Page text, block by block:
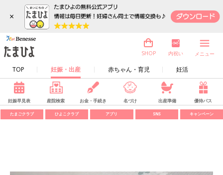
×
TOP 妊娠・出産 赤ちゃん・育児 妊活
SHOP 内祝い メニュー
妊娠早見表 産院検索 お金・手続き 名づけ 出産準備 優待パス
たまごクラブ ひよこクラブ アプリ SNS キャンペーン